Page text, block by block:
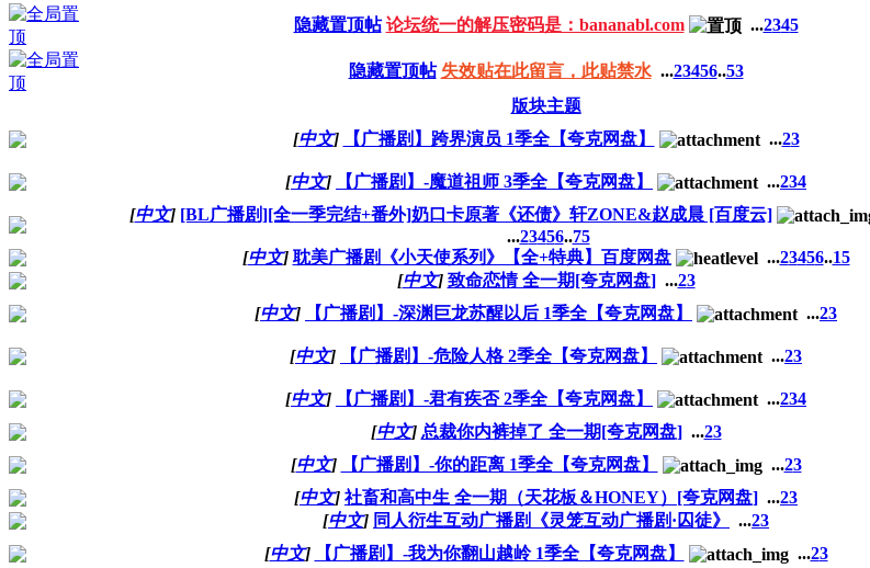
隐藏置顶帖 论坛统一的解压密码是：bananabl.com ...2345
隐藏置顶帖 失效贴在此留言，此贴禁水 ...23456..53
版块主题
[中文] 【广播剧】跨界演员 1季全【夸克网盘】 ...23
[中文] 【广播剧】-魔道祖师 3季全【夸克网盘】 ...234
[中文] [BL广播剧][全一季完结+番外]奶口卡原著《还债》轩ZONE&赵成晨 [百度云]
...23456..75
[中文] 耽美广播剧《小天使系列》【全+特典】百度网盘 ...23456..15
[中文] 致命恋情 全一期[夸克网盘] ...23
[中文] 【广播剧】-深渊巨龙苏醒以后 1季全【夸克网盘】 ...23
[中文] 【广播剧】-危险人格 2季全【夸克网盘】 ...23
[中文] 【广播剧】-君有疾否 2季全【夸克网盘】 ...234
[中文] 总裁你内裤掉了 全一期[夸克网盘] ...23
[中文] 【广播剧】-你的距离 1季全【夸克网盘】 ...23
[中文] 社畜和高中生 全一期（天花板＆HONEY）[夸克网盘] ...23
[中文] 同人衍生互动广播剧《灵笼互动广播剧·囚徒》 ...23
[中文] 【广播剧】-我为你翻山越岭 1季全【夸克网盘】 ...23